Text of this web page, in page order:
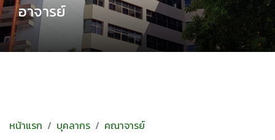
อาจารย์
หน้าแรก บุคลากร คณาจารย์